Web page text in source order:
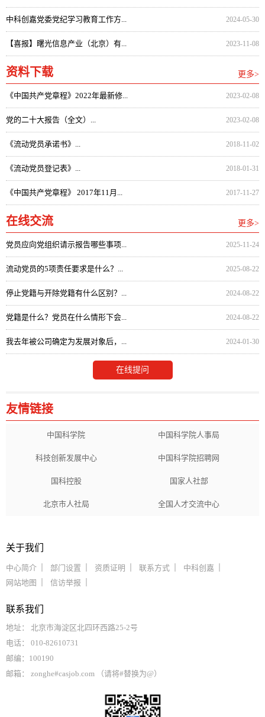
中科创嘉党委党纪学习教育工作方... 2024-05-30
【喜报】曙光信息产业（北京）有... 2023-11-08
资料下载 更多>
《中国共产党章程》2022年最新修... 2023-02-08
党的二十大报告（全文）... 2023-02-08
《流动党员承诺书》... 2018-11-02
《流动党员登记表》... 2018-01-31
《中国共产党章程》 2017年11月... 2017-11-27
在线交流 更多>
党员应向党组织请示报告哪些事项... 2025-11-24
流动党员的5项责任要求是什么？... 2025-08-22
停止党籍与开除党籍有什么区别？... 2024-08-22
党籍是什么？党员在什么情形下会... 2024-08-22
我去年被公司确定为发展对象后，... 2024-01-30
在线提问
友情链接
中国科学院 中国科学院人事局
科技创新发展中心 中国科学院招聘网
国科控股 国家人社部
北京市人社局 全国人才交流中心
关于我们
中心简介 部门设置 资质证明 联系方式
中科创嘉
网站地图
信访举报
联系我们
地址： 北京市海淀区北四环西路25-2号
电话： 010-82610731
邮编：100190
邮箱： zonghe#casjob.com （请将#替换为@）